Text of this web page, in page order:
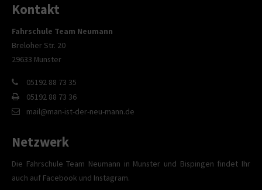
Kontakt
Fahrschule Team Neumann
Breloher Str. 20
29633 Munster
05192 88 73 35
05192 88 73 36
mail@man-ist-der-neu-mann.de
Netzwerk
Die Fahrschule Team Neumann in Munster und Bispingen findet Ihr
auch auf Facebook und Instagram.